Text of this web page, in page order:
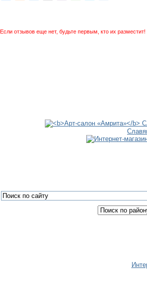
Если отзывов еще нет, будьте первым, кто их разместит!